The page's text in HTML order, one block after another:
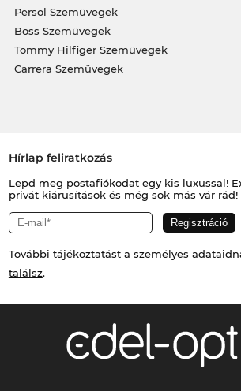
Persol Szemüvegek
Boss Szemüvegek
Tommy Hilfiger Szemüvegek
Carrera Szemüvegek
Hírlap feliratkozás
Lepd meg postafiókodat egy kis luxussal!
privát kiárusítások és még sok más vár rád!
További tájékoztatást a személyes
találsz.